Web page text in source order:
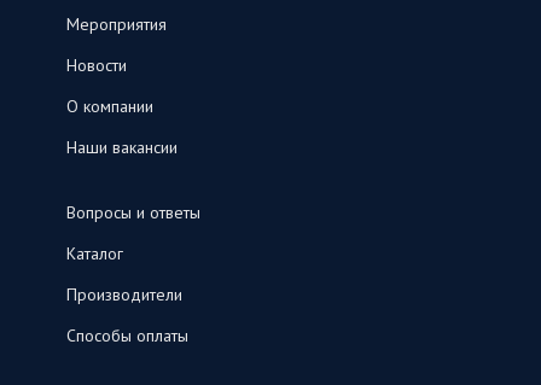
Мероприятия
Новости
О компании
Наши вакансии
Вопросы и ответы
Каталог
Производители
Способы оплаты